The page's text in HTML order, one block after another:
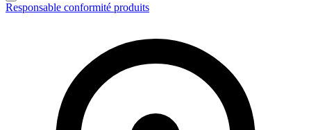
Responsable conformité produits